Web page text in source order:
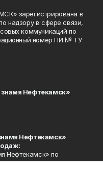
зарегистрирована в
надзору в сфере связи,
коммуникаций по
номер ПИ № ТУ
знамя Нефтекамск»
Нефтекамск»
Нефтекамск» по